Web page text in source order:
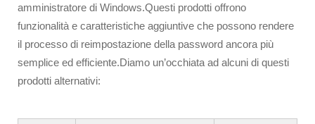
amministratore di Windows.Questi prodotti offrono
funzionalità e caratteristiche aggiuntive che possono rendere
il processo di reimpostazione della password ancora più
semplice ed efficiente.Diamo un’occhiata ad alcuni di questi
prodotti alternativi: